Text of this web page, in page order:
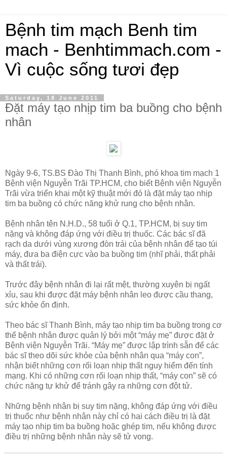
Bệnh tim mạch Benh tim
mach - Benhtimmach.com -
Vì cuộc sống tươi đẹp
Saturday, 18 June 2011
Đặt máy tạo nhịp tim ba buồng cho bệnh
nhân
Ngày 9-6, TS.BS Đào Thị Thanh Bình, phó khoa tim mạch 1
Bệnh viện Nguyễn Trãi TP.HCM, cho biết Bệnh viện Nguyễn
Trãi vừa triển khai một kỹ thuật mới đó là đặt máy tạo nhịp
tim ba buồng có chức năng khử rung cho bệnh nhân.
Bệnh nhân tên N.H.D., 58 tuổi ở Q.1, TP.HCM, bị suy tim
nặng và không đáp ứng với điều trị thuốc. Các bác sĩ đã
rạch da dưới vùng xương đòn trái của bệnh nhân để tạo túi
máy, đưa ba điện cực vào ba buồng tim (nhĩ phải, thất phải
và thất trái).
Trước đây bệnh nhân đi lại rất mệt, thường xuyên bị ngất
xỉu, sau khi được đặt máy bệnh nhân leo được cầu thang,
sức khỏe ổn định.
Theo bác sĩ Thanh Bình, máy tạo nhịp tim ba buồng trong cơ
thể bệnh nhân được quản lý bởi một “máy mẹ” được đặt ở
Bệnh viện Nguyễn Trãi. “Máy mẹ” được lập trình sẵn để các
bác sĩ theo dõi sức khỏe của bệnh nhân qua “máy con”,
nhận biết những cơn rối loạn nhịp thất nguy hiểm đến tính
mạng. Khi có những cơn rối loạn nhịp thất, “máy con” sẽ có
chức năng tự khử để tránh gây ra những cơn đột tử.
Những bệnh nhân bị suy tim nặng, không đáp ứng với điều
trị thuốc như bệnh nhân này chỉ có hai cách điều trị là đặt
máy tạo nhịp tim ba buồng hoặc ghép tim, nếu không được
điều trị những bệnh nhân này sẽ tử vong.